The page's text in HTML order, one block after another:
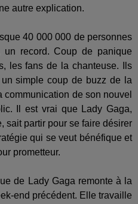
autre explication.
40 000 000 de personnes
record. Coup de panique
les fans de la chanteuse. Ils
simple coup de buzz de la
de son nouvel
Il est vrai que Lady Gaga,
sait partir pour se faire désirer
qui se veut bénéfique et
prometteur.
de Lady Gaga remonte à la
end précédent. Elle travaille